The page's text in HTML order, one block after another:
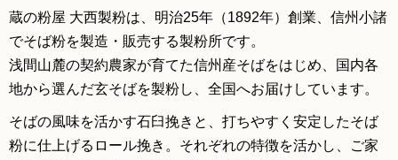
蔵の粉屋 大西製粉は、明治25年（1892年）創業、信州小諸
でそば粉を製造・販売する製粉所です。
浅間山麓の契約農家が育てた信州産そばをはじめ、国内各
地から選んだ玄そばを製粉し、全国へお届けしています。
そばの風味を活かす石臼挽きと、打ちやすく安定したそば
粉に仕上げるロール挽き。それぞれの特徴を活かし、ご家